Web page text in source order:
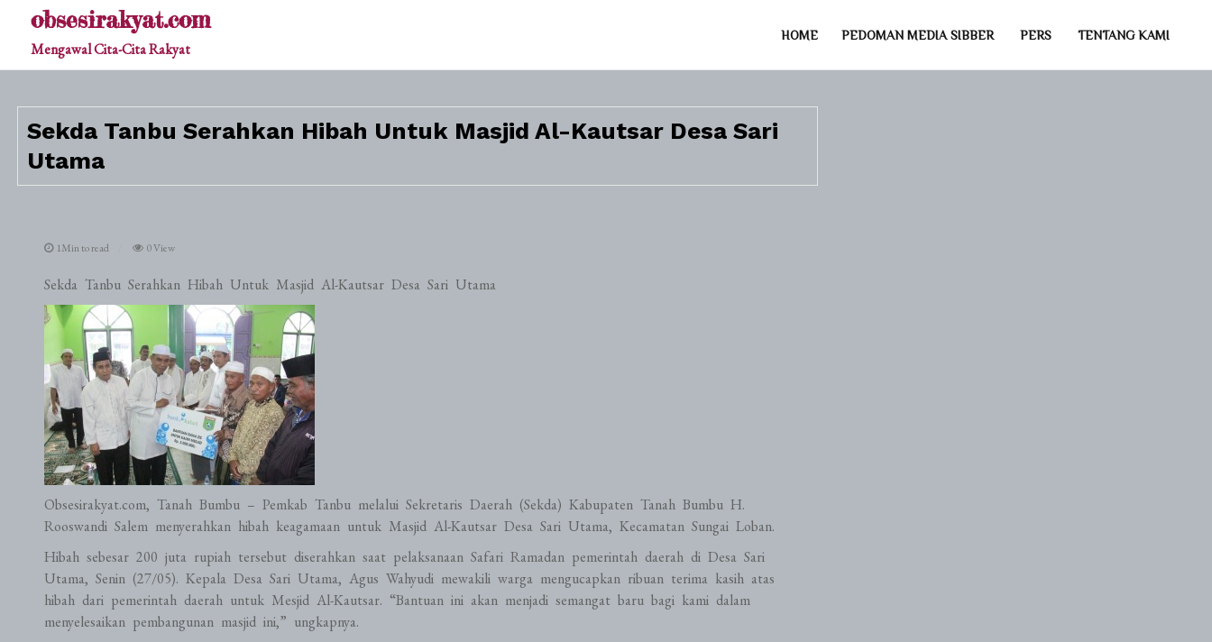
obsesirakyat.com
Mengawal Cita-Cita Rakyat
HOME PEDOMAN MEDIA SIBBER PERS TENTANG KAMI
Sekda Tanbu Serahkan Hibah Untuk Masjid Al-Kautsar Desa Sari
Utama
1Min to read 0 View
Sekda Tanbu Serahkan Hibah Untuk Masjid Al-Kautsar Desa Sari Utama
Obsesirakyat.com, Tanah Bumbu – Pemkab Tanbu melalui Sekretaris Daerah (Sekda) Kabupaten Tanah Bumbu H.
Rooswandi Salem menyerahkan hibah keagamaan untuk Masjid Al-Kautsar Desa Sari Utama, Kecamatan Sungai Loban.
Hibah sebesar 200 juta rupiah tersebut diserahkan saat pelaksanaan Safari Ramadan pemerintah daerah di Desa Sari
Utama, Senin (27/05). Kepala Desa Sari Utama, Agus Wahyudi mewakili warga mengucapkan ribuan terima kasih atas
hibah dari pemerintah daerah untuk Mesjid Al-Kautsar. “Bantuan ini akan menjadi semangat baru bagi kami dalam
menyelesaikan pembangunan masjid ini,” ungkapnya.